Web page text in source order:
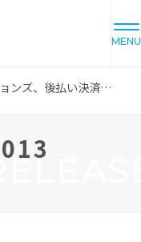
MENU
ネットプロテクションズ、後払い決済サービス『NP後払い』をモバイル端末に全面対応